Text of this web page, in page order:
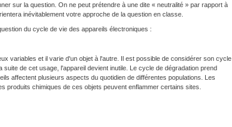
sur la question. On ne peut prétendre à une dite « neutralité » par rapport à
inévitablement votre approche de la question en classe.
du cycle de vie des appareils électroniques :
variables et il varie d'un objet à l'autre. Il est possible de considérer son cycle
de cet usage, l'appareil devient inutile. Le cycle de dégradation prend
affectent plusieurs aspects du quotidien de différentes populations. Les
produits chimiques de ces objets peuvent enflammer certains sites.